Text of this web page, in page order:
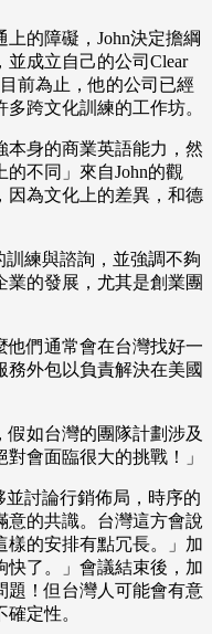
的障礙，John決定擔綱
成立自己的公司Clear
前為止，他的公司已經
多跨文化訓練的工作坊。
本身的商業英語能力，然
不同」來自John的觀
因為文化上的差異，和德
訓練與諮詢，並強調不夠
業的發展，尤其是創業團
他們通常會在台灣找好一
務外包以負責解決在美國
假如台灣的團隊計劃涉及
會面臨很大的挑戰！」
並討論行銷佈局，時序的
意的共識。台灣這方會說
樣的安排有點冗長。」加
快了。」會議結束後，加
題！但台灣人可能會有意
定性。